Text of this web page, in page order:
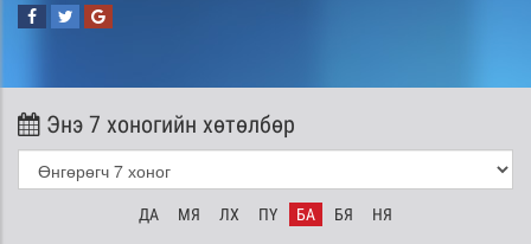
Энэ 7 хоногийн хөтөлбөр
ДА МЯ ЛХ ПҮ БА БЯ НЯ